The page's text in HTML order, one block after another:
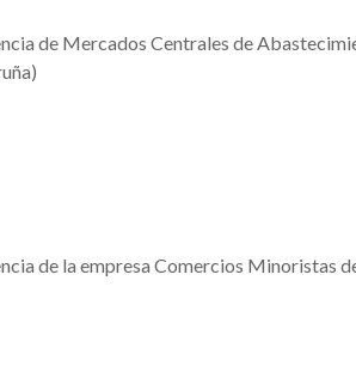
de Mercados Centrales de
de la empresa Comercios Minoristas